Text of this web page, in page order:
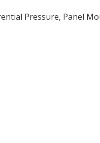
Pressure, Panel